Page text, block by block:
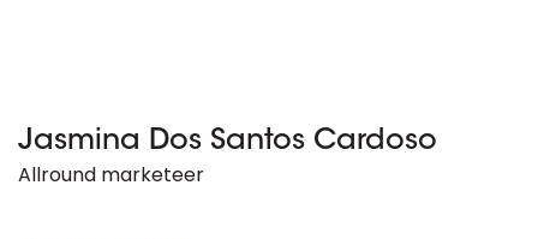
Jasmina Dos Santos Cardoso
Allround marketeer